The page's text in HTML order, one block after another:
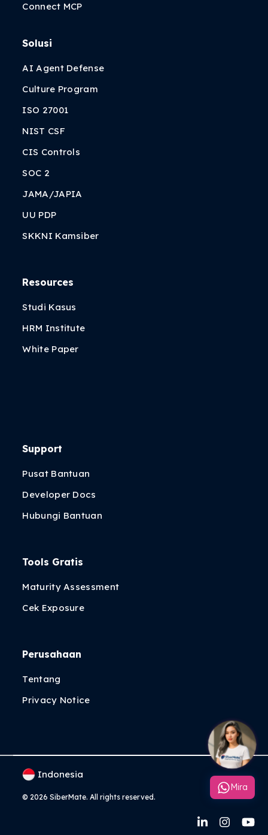
Connect MCP
Solusi
AI Agent Defense
Culture Program
ISO 27001
NIST CSF
CIS Controls
SOC 2
JAMA/JAPIA
UU PDP
SKKNI Kamsiber
Resources
Studi Kasus
HRM Institute
White Paper
Support
Pusat Bantuan
Developer Docs
Hubungi Bantuan
Tools Gratis
Maturity Assessment
Cek Exposure
Perusahaan
Tentang
Privacy Notice
Indonesia
© 2026 SiberMate. All rights reserved.
Mira